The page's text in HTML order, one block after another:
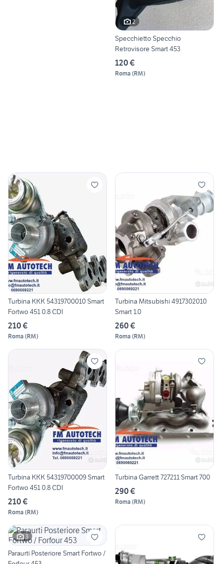
2
Specchietto Specchio
Retrovisore Smart 453
120 €
Roma (RM)
Turbina KKK 54319700010 Smart
Fortwo 451 0.8 CDI
210 €
Roma (RM)
Turbina Mitsubishi 4917302010
Smart 1.0
260 €
Roma (RM)
Turbina KKK 54319700009 Smart
Fortwo 451 0.8 CDI
210 €
Roma (RM)
Turbina Garrett 727211 Smart 700
290 €
Roma (RM)
3
Paraurti Posteriore Smart Fortwo /